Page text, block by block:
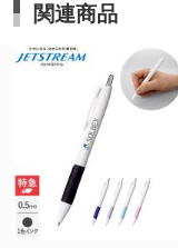
納期や仕上がりにもご
展示会で制作したグッ
したら嬉しく思います
関連商品